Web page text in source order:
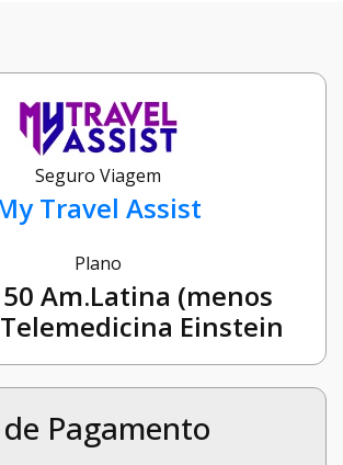
Seguro Viagem
Travel Assist
Plano
Am.Latina (menos
Einstein
Pagamento